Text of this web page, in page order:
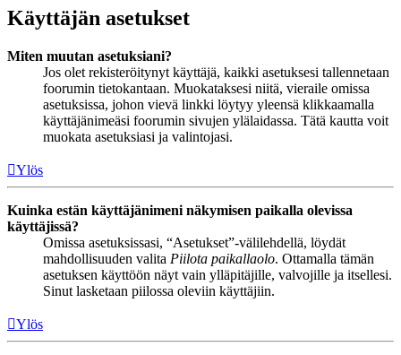
Käyttäjän asetukset
Miten muutan asetuksiani?
Jos olet rekisteröitynyt käyttäjä, kaikki asetuksesi tallennetaan
foorumin tietokantaan. Muokataksesi niitä, vieraile omissa
asetuksissa, johon vievä linkki löytyy yleensä klikkaamalla
käyttäjänimeäsi foorumin sivujen ylälaidassa. Tätä kautta voit
muokata asetuksiasi ja valintojasi.
Ylös
Kuinka estän käyttäjänimeni näkymisen paikalla olevissa
käyttäjissä?
Omissa asetuksissasi, “Asetukset”-välilehdellä, löydät
mahdollisuuden valita Piilota paikallaolo. Ottamalla tämän
asetuksen käyttöön näyt vain ylläpitäjille, valvojille ja itsellesi.
Sinut lasketaan piilossa oleviin käyttäjiin.
Ylös